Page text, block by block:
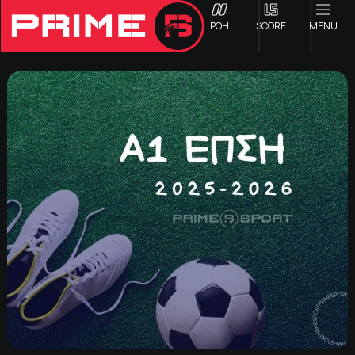
ΡΟΗ SCORE MENU
ΟΦΗ
Γ ΕΘΝΙΚΗ
Α1 ΕΠΣΗ
Α2 ΕΠΣΗ
Β1 ΕΠΣΗ
Β2 ΕΠΣΗ